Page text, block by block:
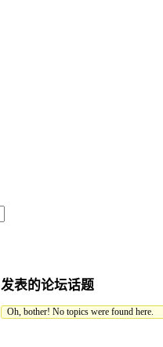
发表的论坛话题
Oh, bother! No topics were found here.